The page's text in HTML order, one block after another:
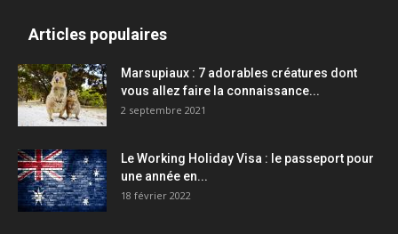
Articles populaires
Marsupiaux : 7 adorables créatures dont
vous allez faire la connaissance...
2 septembre 2021
Le Working Holiday Visa : le passeport pour
une année en...
18 février 2022